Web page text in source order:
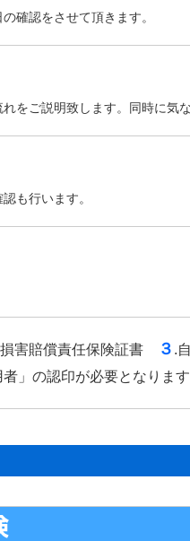
確認をさせて頂きます。
をご説明致します。同時に気
も行います。
害賠償責任保険証書 ３ .
」の認印が必要となります